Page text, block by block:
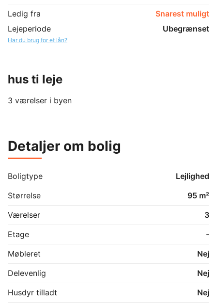
Ledig fra
Snarest muligt
Lejeperiode
Ubegrænset
Har du brug for et lån?
hus ti leje
3 værelser i byen
Detaljer om bolig
Boligtype
Lejlighed
Størrelse
95 m²
Værelser
3
Etage
-
Møbleret
Nej
Delevenlig
Nej
Husdyr tilladt
Nej